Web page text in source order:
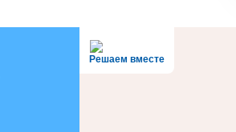
Решаем вместе